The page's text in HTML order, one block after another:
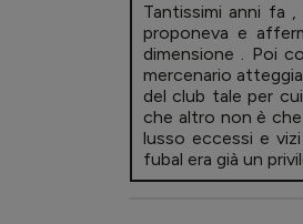
Tantissimi anni fa
proponeva e
dimensione . Poi
mercenario
del club tale per
che altro non è
lusso eccessi e
fubal era già un